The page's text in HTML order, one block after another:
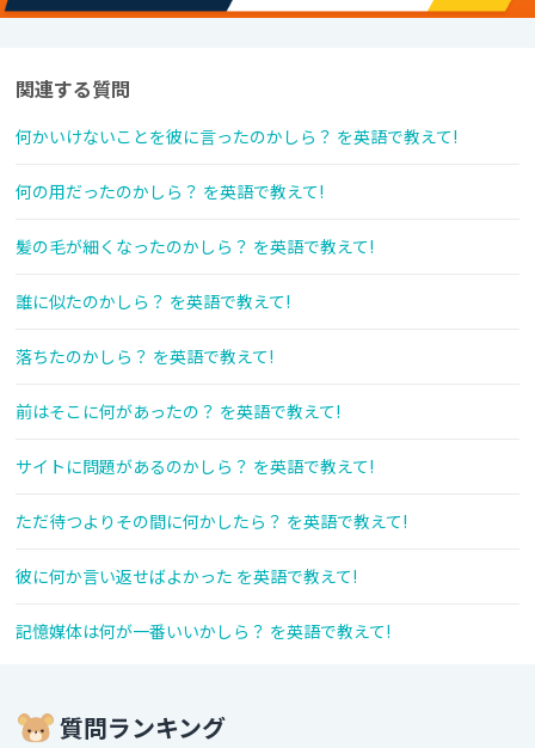
関連する質問
何かいけないことを彼に言ったのかしら？ を英語で教えて!
何の用だったのかしら？ を英語で教えて!
髪の毛が細くなったのかしら？ を英語で教えて!
誰に似たのかしら？ を英語で教えて!
落ちたのかしら？ を英語で教えて!
前はそこに何があったの？ を英語で教えて!
サイトに問題があるのかしら？ を英語で教えて!
ただ待つよりその間に何かしたら？ を英語で教えて!
彼に何か言い返せばよかった を英語で教えて!
記憶媒体は何が一番いいかしら？ を英語で教えて!
質問ランキング